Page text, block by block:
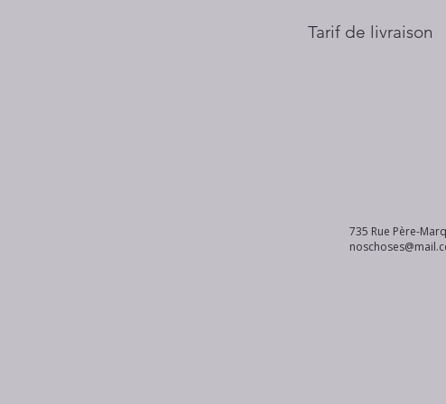
Tarif de livraison
735 Rue Père-